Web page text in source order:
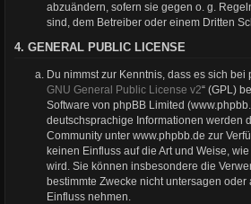
abzuändern, sofern sie gegen o. g.
sind, dem Betreiber oder einem Dritten
4. GENERAL PUBLIC LICENSE
Du nimmst zur Kenntnis, dass es sich bei
GNU General Public License v2“ (GPL)
Software von phpBB Limited
deutschsprachige Informationen werden
Community unter www.phpbb.de zur
keinen Einfluss auf die Art und Weise,
wird. Sie können insbesondere die
bestimmte Zwecke nicht untersagen oder
Einfluss nehmen.